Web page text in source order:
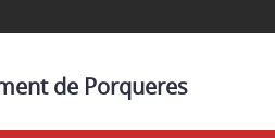
de Porqueres